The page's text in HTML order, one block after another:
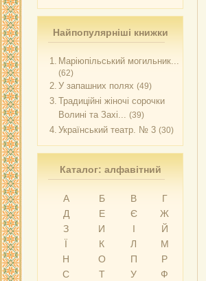
Найпопулярніші книжки
1. Маріюпільський могильник...
(62)
2. У запашних полях (49)
3. Традиційні жіночі сорочки
Волині та Захі... (39)
4. Український театр. № 3 (30)
Каталог: алфавітний
А Б В
Г
Д
Е Є
Ж
З
И І
Й
Ї
К Л
М
Н
О П
Р
С
Т У
Ф